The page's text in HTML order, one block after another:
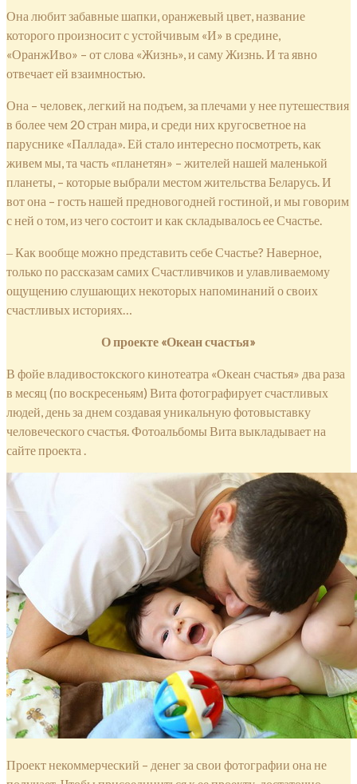
Она любит забавные шапки, оранжевый цвет, название
которого произносит с устойчивым «И» в средине,
«ОранжИво» – от слова «Жизнь», и саму Жизнь. И та явно
отвечает ей взаимностью.
Она – человек, легкий на подъем, за плечами у нее путешествия
в более чем 20 стран мира, и среди них кругосветное на
паруснике «Паллада». Ей стало интересно посмотреть, как
живем мы, та часть «планетян» – жителей нашей маленькой
планеты, – которые выбрали местом жительства Беларусь. И
вот она – гость нашей предновогодней гостиной, и мы говорим
с ней о том, из чего состоит и как складывалось ее Счастье.
‒ Как вообще можно представить себе Счастье? Наверное,
только по рассказам самих Счастливчиков и улавливаемому
ощущению слушающих некоторых напоминаний о своих
счастливых историях…
О проекте «Океан счастья»
В фойе владивостокского кинотеатра «Океан счастья» два раза
в месяц (по воскресеньям) Вита фотографирует счастливых
людей, день за днем создавая уникальную фотовыставку
человеческого счастья. Фотоальбомы Вита выкладывает на
сайте проекта .
Проект некоммерческий – денег за свои фотографии она не